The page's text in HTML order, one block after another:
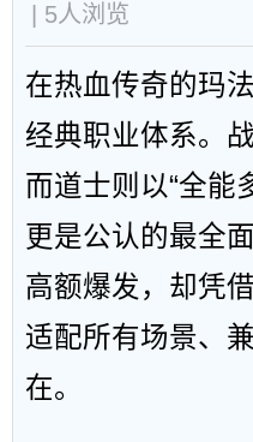
5人浏览
在热血传奇的玛
经典职业体系。
而道士则以“全能
更是公认的最全
高额爆发，却凭
适配所有场景、
在。